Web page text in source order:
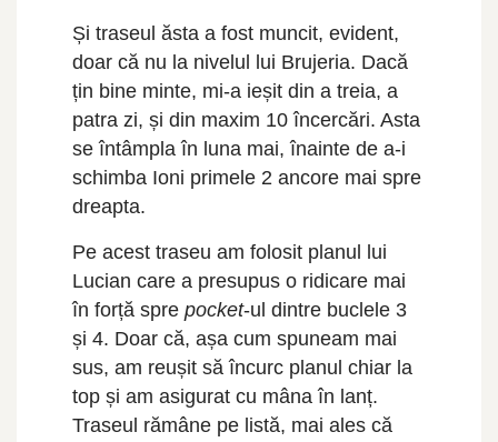
Și traseul ăsta a fost muncit, evident,
doar că nu la nivelul lui Brujeria. Dacă
țin bine minte, mi-a ieșit din a treia, a
patra zi, și din maxim 10 încercări. Asta
se întâmpla în luna mai, înainte de a-i
schimba Ioni primele 2 ancore mai spre
dreapta.
Pe acest traseu am folosit planul lui
Lucian care a presupus o ridicare mai
în forță spre pocket-ul dintre buclele 3
și 4. Doar că, așa cum spuneam mai
sus, am reușit să încurc planul chiar la
top și am asigurat cu mâna în lanț.
Traseul rămâne pe listă, mai ales că